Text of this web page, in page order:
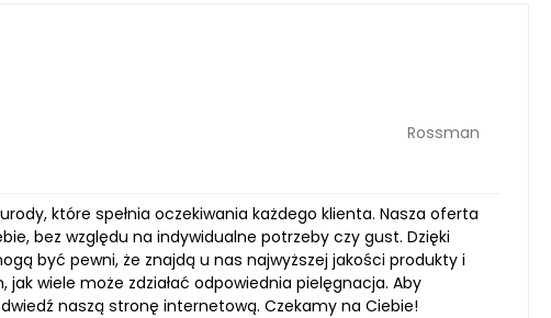
Rossman
które spełnia oczekiwania każdego klienta. Nasza oferta
bez względu na indywidualne potrzeby czy gust. Dzięki
być pewni, że znajdą u nas najwyższej jakości produkty i
wiele może zdziałać odpowiednia pielęgnacja. Aby
naszą stronę internetową. Czekamy na Ciebie!